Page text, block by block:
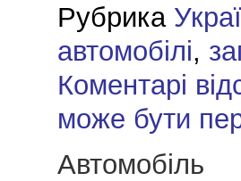
Рубрика
автомобілі,
Коментарі
може бути
Автомобіль